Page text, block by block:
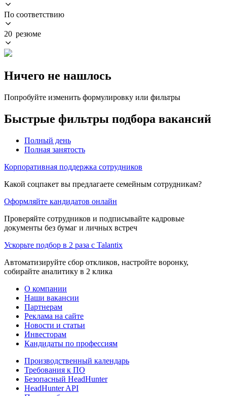
По соответствию
20 резюме
Ничего не нашлось
Попробуйте изменить формулировку или фильтры
Быстрые фильтры подбора вакансий
Полный день
Полная занятость
Корпоративная поддержка сотрудников
Какой соцпакет вы предлагаете семейным сотрудникам?
Оформляйте кандидатов онлайн
Проверяйте сотрудников и подписывайте кадровые
документы без бумаг и личных встреч
Ускорьте подбор в 2 раза с Talantix
Автоматизируйте сбор откликов, настройте воронку,
собирайте аналитику в 2 клика
О компании
Наши вакансии
Партнерам
Реклама на сайте
Новости и статьи
Инвесторам
Кандидаты по профессиям
Производственный календарь
Требования к ПО
Безопасный HeadHunter
HeadHunter API